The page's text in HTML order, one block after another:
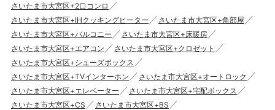
さいたま市大宮区+2口コンロ
さいたま市大宮区+IHクッキングヒーター
さいたま市大宮区+角部屋
さいたま市大宮区+バルコニー
さいたま市大宮区+床暖房
さいたま市大宮区+エアコン
さいたま市大宮区+クロゼット
さいたま市大宮区+シューズボックス
さいたま市大宮区+TVインターホン
さいたま市大宮区+オートロック
さいたま市大宮区+エレベーター
さいたま市大宮区+宅配ボックス
さいたま市大宮区+CS
さいたま市大宮区+BS